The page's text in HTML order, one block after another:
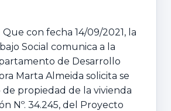
Que con fecha 14/09/2021, la
Social comunica a la
de Desarrollo
Marta Almeida solicita se
propiedad de la vivienda
Nº. 34.245, del Proyecto